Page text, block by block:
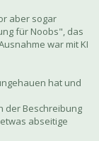
aber sogar
für Noobs", das
war mit KI
hat und
der Beschreibung
abseitige